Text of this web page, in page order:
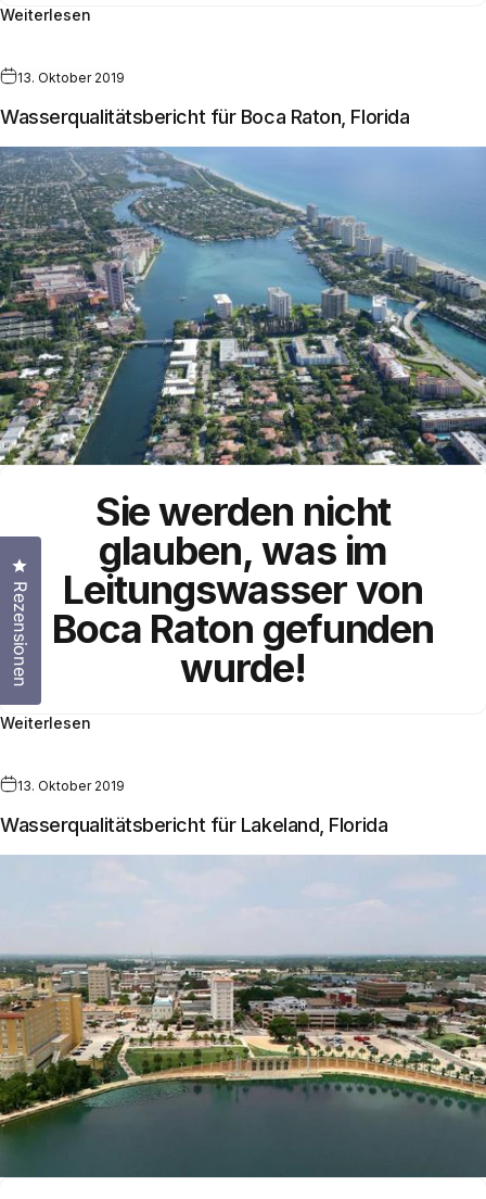
Weiterlesen
13. Oktober 2019
Wasserqualitätsbericht für Boca Raton, Florida
Sie werden nicht
glauben, was im
Leitungswasser von
Boca Raton gefunden
wurde!
Weiterlesen
13. Oktober 2019
Wasserqualitätsbericht für Lakeland, Florida
Rezensionen
Klicken Sie, um den Bewertungsdialog zu öffnen